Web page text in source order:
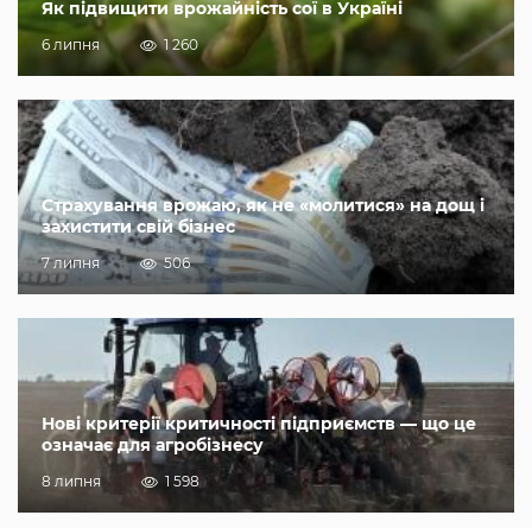
Як підвищити врожайність сої в Україні
6 липня 1 260
Страхування врожаю, як не «молитися» на дощ і
захистити свій бізнес
7 липня 506
Нові критерії критичності підприємств — що це
означає для агробізнесу
8 липня 1 598